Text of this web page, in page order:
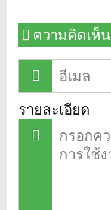
ความคิดเห็น
รายละเอียด